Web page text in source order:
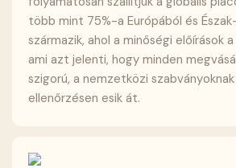
több mint 75%-a Európából és
származik, ahol a minőségi előírások
ami azt jelenti, hogy minden
szigorú, a nemzetközi
ellenőrzésen esik át.